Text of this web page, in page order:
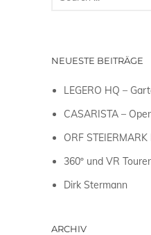
NEUESTE BEITRÄGE
LEGERO HQ –
CASARISTA –
ORF
360º und VR
Dirk Stermann
ARCHIV